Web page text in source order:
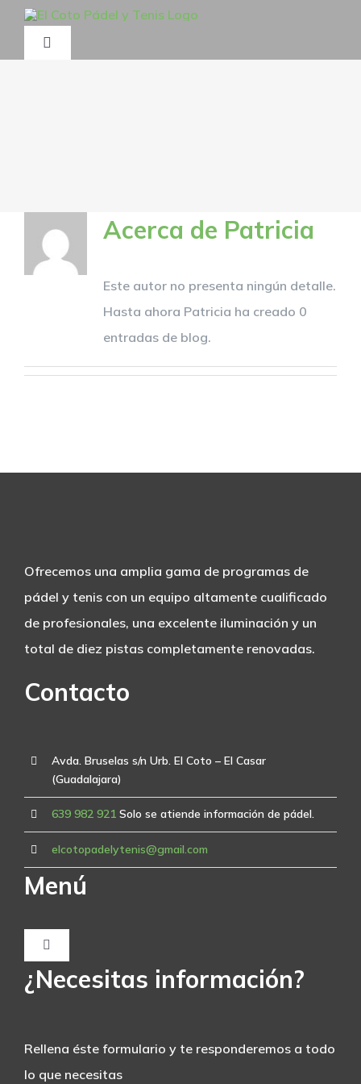
Saltar
contenido
Toggle
Quedadas
RANKING – EL COTO
ESCUELA PÁDEL
Encordado de raquetas
Acerca de Patricia
Este autor no presenta ningún detalle.
Hasta ahora Patricia ha creado 0
entradas de blog.
Ofrecemos una amplia gama de programas de
pádel y tenis con un equipo altamente cualificado
de profesionales, una excelente iluminación y un
total de diez pistas completamente renovadas.
Contacto
Avda. Bruselas s/n Urb. El Coto – El Casar
(Guadalajara)
639 982 921 Solo se atiende información de pádel.
elcotopadelytenis@gmail.com
Menú
Toggle
Navigation
INICIO
EL CLUB
¿Necesitas información?
Rellena éste formulario y te responderemos a todo
lo que necesitas